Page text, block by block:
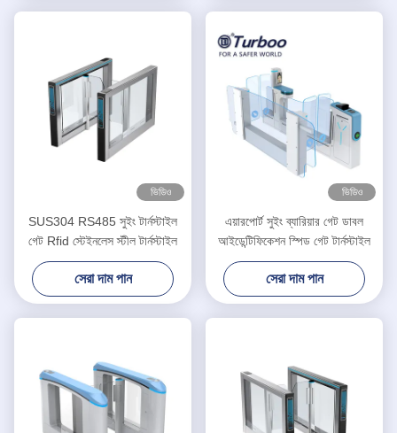
ভিডিও
SUS304 RS485 সুইং টার্নস্টাইল
গেট Rfid স্টেইনলেস স্টীল টার্নস্টাইল
সেরা দাম পান
ভিডিও
এয়ারপোর্ট সুইং ব্যারিয়ার গেট ডাবল
আইডেন্টিফিকেশন স্পিড গেট টার্নস্টাইল
সেরা দাম পান